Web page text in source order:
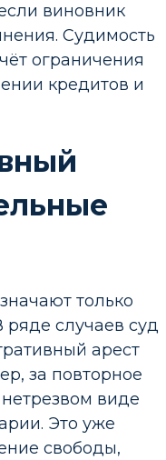
виновник
Судимость
ограничения
кредитов и
только
случаев суд
арест
за повторное
виде
Это уже
свободы,